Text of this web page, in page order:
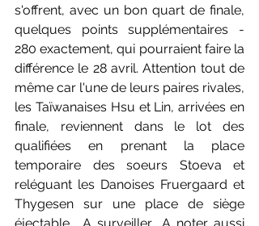
s'offrent, avec un bon quart de finale,
quelques points supplémentaires -
280 exactement, qui pourraient faire la
différence le 28 avril. Attention tout de
même car l'une de leurs paires rivales,
les Taïwanaises Hsu et Lin, arrivées en
finale, reviennent dans le lot des
qualifiées en prenant la place
temporaire des soeurs Stoeva et
reléguant les Danoises Fruergaard et
Thygesen sur une place de siège